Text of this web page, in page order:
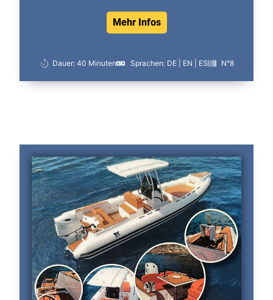
Mehr Infos
Dauer: 40 Minuten Sprachen: DE | EN | ES N°8